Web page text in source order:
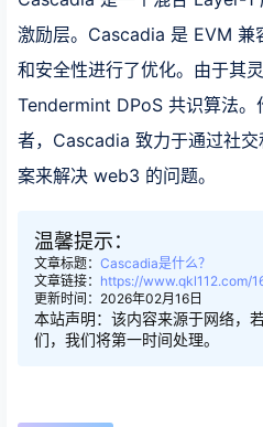
激励层。Cascadia 是 EVM 兼
和安全性进行了优化。由于其
Tendermint DPoS 共识算法。
者，Cascadia 致力于通过社
案来解决 web3 的问题。
温馨提示：
文章标题： Cascadia是什么？
文章链接： https://www.qkl112.com/
更新时间：2026年02月16日
本站声明：该内容来源于网络，
们，我们将第一时间处理。